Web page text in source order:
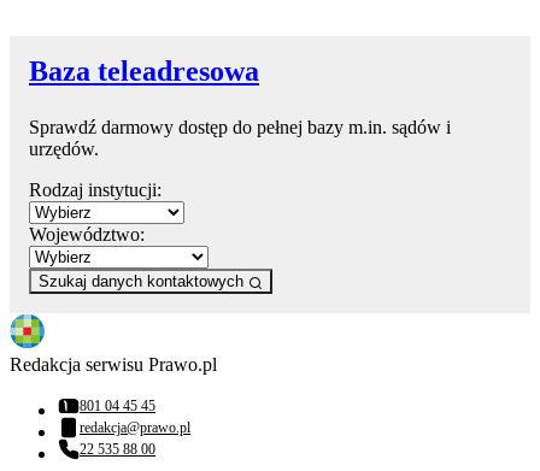
Baza teleadresowa
Sprawdź darmowy dostęp do pełnej bazy m.in. sądów i
urzędów.
Rodzaj instytucji:
Województwo:
Szukaj danych kontaktowych
Redakcja serwisu Prawo.pl
Numer telefonu:
801 04 45 45
Adres email:
redakcja@prawo.pl
Numer telefonu:
22 535 88 00